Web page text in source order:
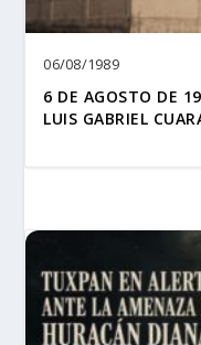
06/08/1989
6 DE AGOSTO DE
LUIS GABRIEL